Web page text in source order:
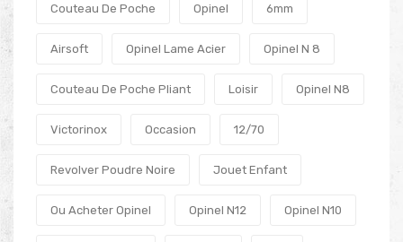
Couteau De Poche Opinel 6mm
Airsoft Opinel Lame Acier Opinel N 8
Couteau De Poche Pliant Loisir Opinel N8
Victorinox Occasion 12/70
Revolver Poudre Noire Jouet Enfant
Ou Acheter Opinel Opinel N12 Opinel N10